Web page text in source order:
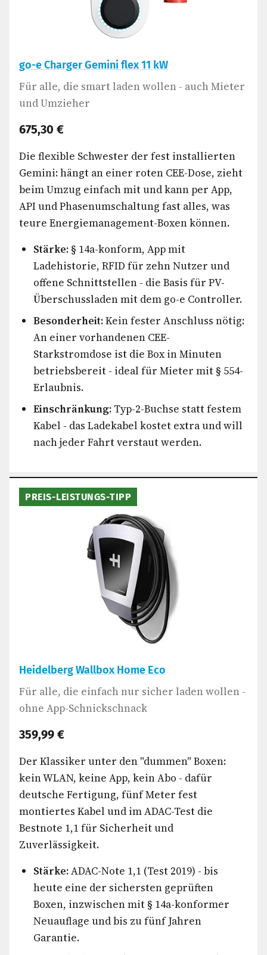
go-e Charger Gemini flex 11 kW
Für alle, die smart laden wollen - auch Mieter
und Umzieher
675,30 €
Die flexible Schwester der fest installierten
Gemini: hängt an einer roten CEE-Dose, zieht
beim Umzug einfach mit und kann per App,
API und Phasenumschaltung fast alles, was
teure Energiemanagement-Boxen können.
Stärke: § 14a-konform, App mit
Ladehistorie, RFID für zehn Nutzer und
offene Schnittstellen - die Basis für PV-
Überschussladen mit dem go-e Controller.
Besonderheit:Kein fester Anschluss nötig:
An einer vorhandenen CEE-
Starkstromdose ist die Box in Minuten
betriebsbereit - ideal für Mieter mit § 554-
Erlaubnis.
Einschränkung: Typ-2-Buchse statt festem
Kabel - das Ladekabel kostet extra und will
nach jeder Fahrt verstaut werden.
PREIS-LEISTUNGS-TIPP
Heidelberg Wallbox Home Eco
Für alle, die einfach nur sicher laden wollen -
ohne App-Schnickschnack
359,99 €
Der Klassiker unter den "dummen" Boxen:
kein WLAN, keine App, kein Abo - dafür
deutsche Fertigung, fünf Meter fest
montiertes Kabel und im ADAC-Test die
Bestnote 1,1 für Sicherheit und
Zuverlässigkeit.
Stärke:ADAC-Note 1,1 (Test 2019) - bis
heute eine der sichersten geprüften
Boxen, inzwischen mit § 14a-konformer
Neuauflage und bis zu fünf Jahren
Garantie.